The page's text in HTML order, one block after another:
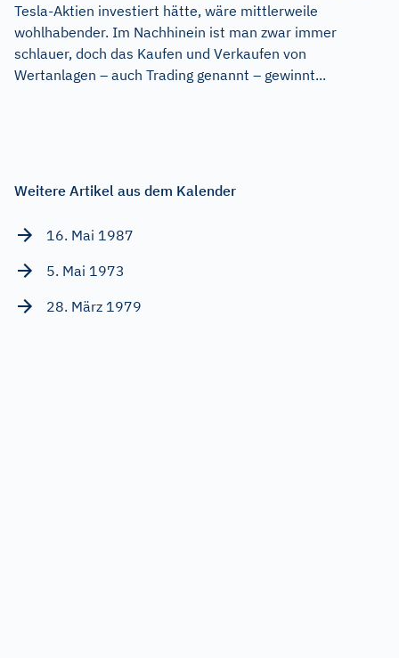
Tesla-Aktien investiert hätte, wäre mittlerweile
wohlhabender. Im Nachhinein ist man zwar immer
schlauer, doch das Kaufen und Verkaufen von
Wertanlagen – auch Trading genannt – gewinnt...
Weitere Artikel aus dem Kalender
16. Mai 1987
5. Mai 1973
28. März 1979